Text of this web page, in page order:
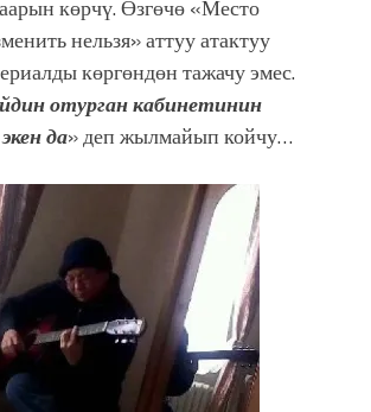
көрчү. Өзгөчө «Место
нельзя» аттуу атактуу
көргөндөн тажачу эмес.
отурган кабинетинин
да» деп жылмайып койчу…